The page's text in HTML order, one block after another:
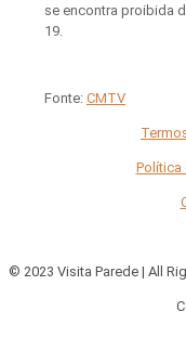
se encontra proibida
19.
Fonte: CMTV
Política
© 2023 Visita Parede | All